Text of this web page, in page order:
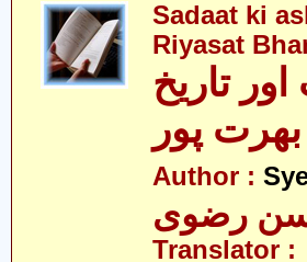
Sadaat ki
Riyasat
تاریخ
پور
Author :
رضوی
Translator :